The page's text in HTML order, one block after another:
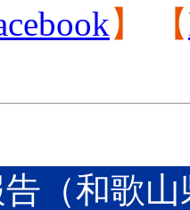
】 【
（和歌